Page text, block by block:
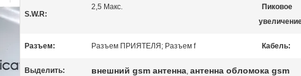
S.W.R:
2,5 Макс.
Пиковое
Разъем: Разъем ПРИЯТЕЛЯ; Разъем f Кабель:
Выделить: внешний gsm антенна, антенна обломока gsm